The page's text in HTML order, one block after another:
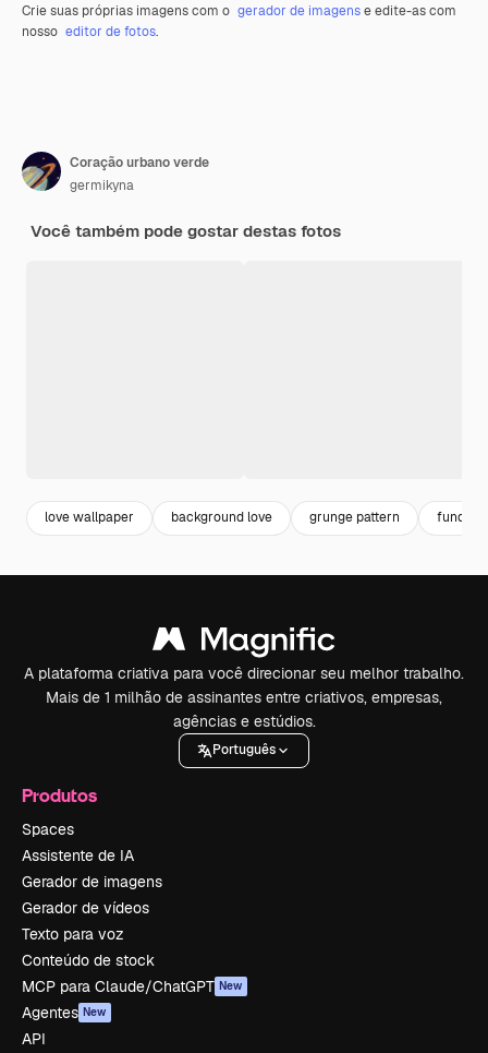
Crie suas próprias imagens com o gerador de imagense edite-as com
nosso editor de fotos.
Coração urbano verde
germikyna
Você também pode gostar destas fotos
love wallpaper background love grunge pattern fundo
A plataforma criativa para você direcionar seu melhor trabalho.
Mais de 1 milhão de assinantes entre criativos, empresas,
agências e estúdios.
Português
Produtos
Spaces
Assistente de IA
Gerador de imagens
Gerador de vídeos
Texto para voz
Conteúdo de stock
MCP para Claude/ChatGPT New
Agentes New
API